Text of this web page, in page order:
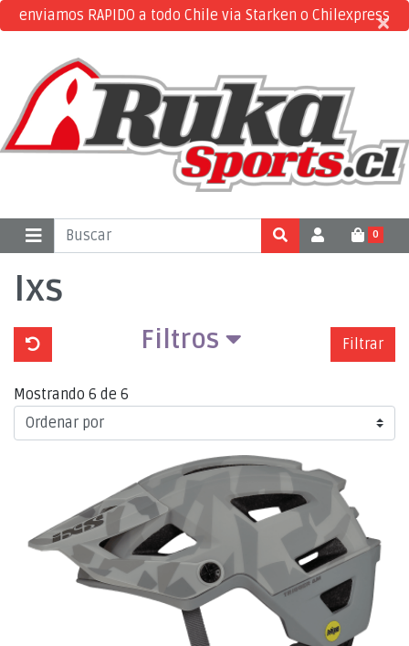
enviamos RAPIDO a todo Chile via Starken o Chilexpress
×
×
0
Ixs
Filtros Filtrar
Mostrando 6 de 6